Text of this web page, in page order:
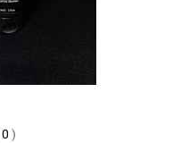
0 )